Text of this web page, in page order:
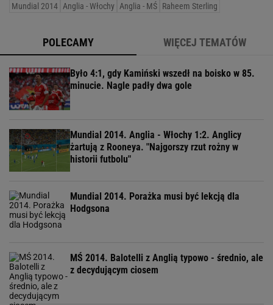
Mundial 2014 Anglia - Włochy Anglia - MŚ Raheem Sterling
POLECAMY WIĘCEJ TEMATÓW
Było 4:1, gdy Kamiński wszedł na boisko w 85.
minucie. Nagle padły dwa gole
Mundial 2014. Anglia - Włochy 1:2. Anglicy
żartują z Rooneya. "Najgorszy rzut rożny w
historii futbolu"
Mundial 2014. Porażka musi być lekcją dla
Hodgsona
MŚ 2014. Balotelli z Anglią typowo - średnio, ale
z decydującym ciosem